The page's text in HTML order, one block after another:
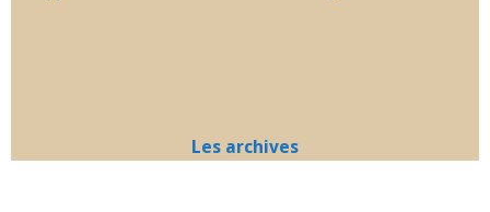
Les archives